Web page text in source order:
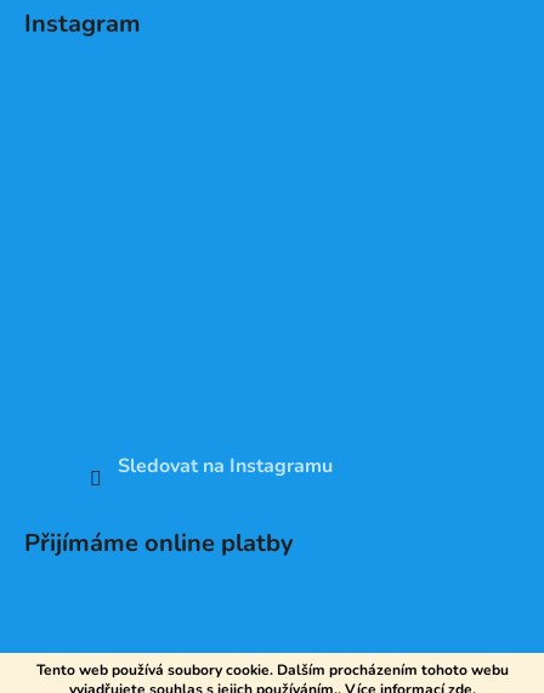
Tento web používá soubory cookie. Dalším procházením tohoto webu
Instagram
Sledovat na Instagramu
Přijímáme online platby